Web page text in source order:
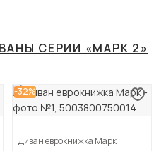
СЕРИИ «МАРК 2»
-32%
Диван еврокнижка Марк